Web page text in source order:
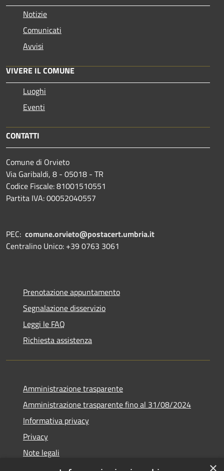
Notizie
Comunicati
Avvisi
VIVERE IL COMUNE
Luoghi
Eventi
CONTATTI
Comune di Orvieto
Via Garibaldi, 8 - 05018 - TR
Codice Fiscale: 81001510551
Partita IVA: 00052040557
PEC: comune.orvieto@postacert.umbria.it
Centralino Unico: +39 0763 3061
Prenotazione appuntamento
Segnalazione disservizio
Leggi le FAQ
Richiesta assistenza
Amministrazione trasparente
Amministrazione trasparente fino al 31/08/2024
Informativa privacy
Privacy
Note legali
Dichiarazione di accessibilità